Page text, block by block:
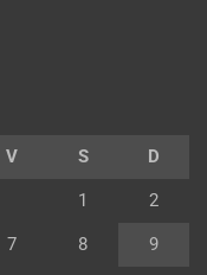
V S D
1 2
7 8 9